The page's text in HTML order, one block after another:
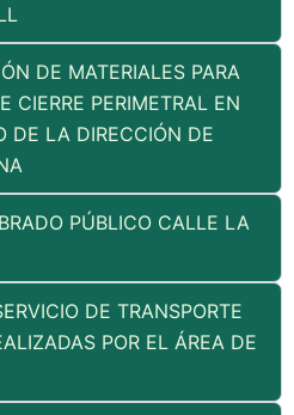
DE MATERIALES PARA
CIERRE PERIMETRAL EN
DE LA DIRECCIÓN DE
PÚBLICO CALLE LA
DE TRANSPORTE
POR EL ÁREA DE